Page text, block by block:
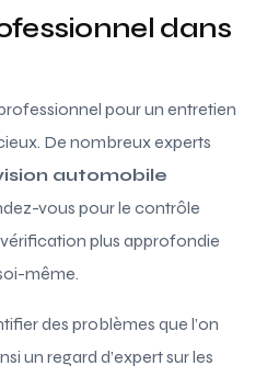
dans
pour un entretien
De nombreux experts
automobile
vous pour le contrôle
plus approfondie
même.
des problèmes que l’on
un regard d’expert sur les